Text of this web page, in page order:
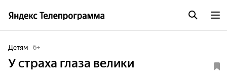
Детям 6+
У страха глаза велики